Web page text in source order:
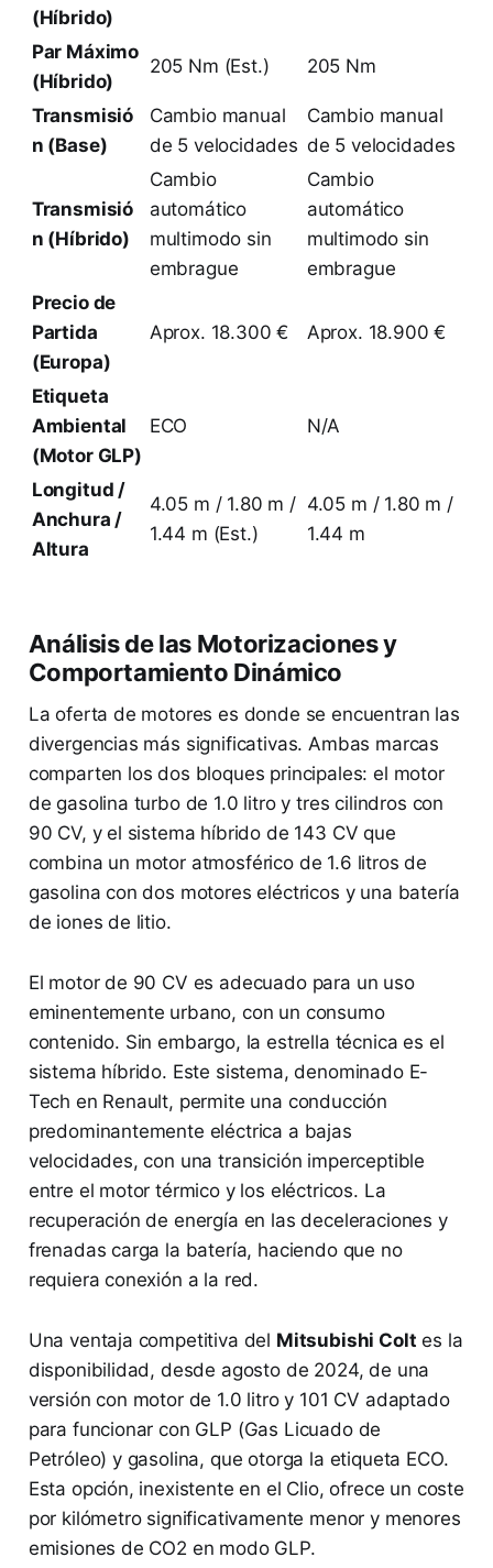
(Híbrido)
Par Máximo
(Híbrido)
205 Nm (Est.) 205 Nm
Transmisió
n (Base)
Cambio manual
de 5 velocidades
Cambio manual
de 5 velocidades
Transmisió
n (Híbrido)
Cambio
automático
multimodo sin
embrague
Cambio
automático
multimodo sin
embrague
Precio de
Partida
(Europa)
Aprox. 18.300 € Aprox. 18.900 €
Etiqueta
Ambiental
(Motor GLP)
ECO N/A
Longitud /
Anchura /
Altura
4.05 m / 1.80 m /
1.44 m (Est.)
4.05 m / 1.80 m /
1.44 m
Análisis de las Motorizaciones y
Comportamiento Dinámico
La oferta de motores es donde se encuentran las
divergencias más significativas. Ambas marcas
comparten los dos bloques principales: el motor
de gasolina turbo de 1.0 litro y tres cilindros con
90 CV, y el sistema híbrido de 143 CV que
combina un motor atmosférico de 1.6 litros de
gasolina con dos motores eléctricos y una batería
de iones de litio.
El motor de 90 CV es adecuado para un uso
eminentemente urbano, con un consumo
contenido. Sin embargo, la estrella técnica es el
sistema híbrido. Este sistema, denominado E-
Tech en Renault, permite una conducción
predominantemente eléctrica a bajas
velocidades, con una transición imperceptible
entre el motor térmico y los eléctricos. La
recuperación de energía en las deceleraciones y
frenadas carga la batería, haciendo que no
requiera conexión a la red.
Una ventaja competitiva del Mitsubishi Colt es la
disponibilidad, desde agosto de 2024, de una
versión con motor de 1.0 litro y 101 CV adaptado
para funcionar con GLP (Gas Licuado de
Petróleo) y gasolina, que otorga la etiqueta ECO.
Esta opción, inexistente en el Clio, ofrece un coste
por kilómetro significativamente menor y menores
emisiones de CO2 en modo GLP.